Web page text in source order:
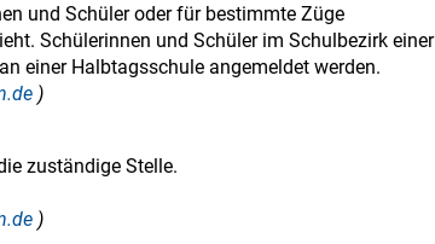
und Schüler oder für bestimmte Züge
Schülerinnen und Schüler im Schulbezirk einer
einer Halbtagsschule angemeldet werden.
)
zuständige Stelle.
)